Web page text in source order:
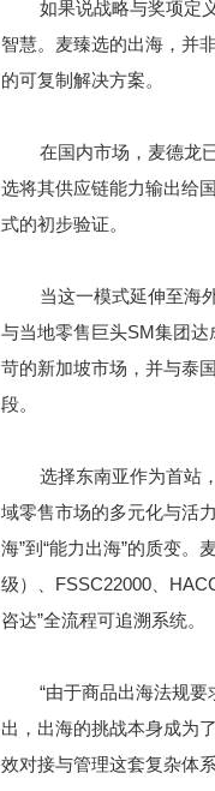
如果说战略与奖项定
智慧。麦臻选的出海，并
的可复制解决方案。
在国内市场，麦德龙
选将其供应链能力输出给
式的初步验证。
当这一模式延伸至海
与当地零售巨头SM集团达
苛的新加坡市场，并与泰
段。
选择东南亚作为首站
域零售市场的多元化与活
海”到“能力出海”的质变
级）、FSSC22000、
咨达”全流程可追溯系统。
“由于商品出海法规
出，出海的挑战本身成为
效对接与管理这套复杂体